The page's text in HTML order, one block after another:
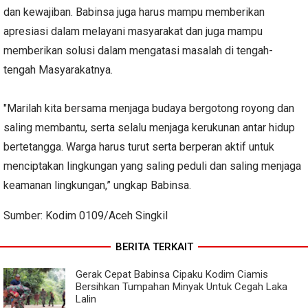
dan kewajiban. Babinsa juga harus mampu memberikan
apresiasi dalam melayani masyarakat dan juga mampu
memberikan solusi dalam mengatasi masalah di tengah-
tengah Masyarakatnya.
"Marilah kita bersama menjaga budaya bergotong royong dan
saling membantu, serta selalu menjaga kerukunan antar hidup
bertetangga. Warga harus turut serta berperan aktif untuk
menciptakan lingkungan yang saling peduli dan saling menjaga
keamanan lingkungan,” ungkap Babinsa.
Sumber: Kodim 0109/Aceh Singkil
BERITA TERKAIT
Gerak Cepat Babinsa Cipaku Kodim Ciamis
Bersihkan Tumpahan Minyak Untuk Cegah Laka
Lalin